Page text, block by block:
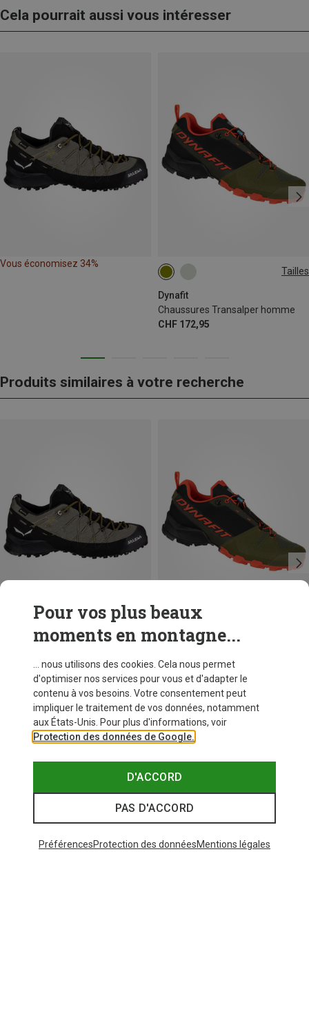
Cela pourrait aussi vous intéresser
Vous économisez 34%
Tailles
Dynafit
Chaussures Transalper homme
CHF 172,95
40.5
Produits similaires à votre recherche
Vous économisez 34%
Dynafit
Chaussures Transalper homme
CHF 172,95
40.5 42 44.5
Pour vos plus beaux
moments en montagne...
... nous utilisons des cookies. Cela nous permet
d'optimiser nos services pour vous et d'adapter le
contenu à vos besoins. Votre consentement peut
impliquer le traitement de vos données, notamment
aux États-Unis. Pour plus d'informations, voir
Protection des données de Google.
D'ACCORD
PAS D'ACCORD
PréférencesProtection des donnéesMentions légales